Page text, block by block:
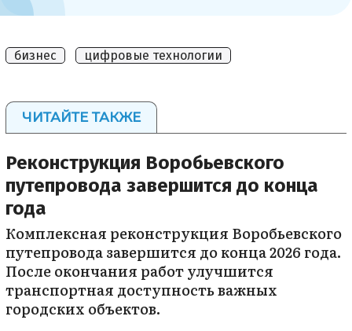
бизнес цифровые технологии
ЧИТАЙТЕ ТАКЖЕ
Реконструкция Воробьевского
путепровода завершится до конца
года
Комплексная реконструкция Воробьевского
путепровода завершится до конца 2026 года.
После окончания работ улучшится
транспортная доступность важных
городских объектов.